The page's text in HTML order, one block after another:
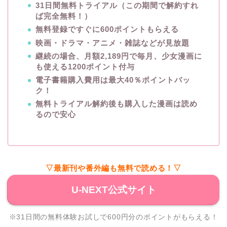
31日間無料トライアル（この期間で解約すれ
ば完全無料！）
無料登録ですぐに600ポイントもらえる
映画・ドラマ・アニメ・雑誌などが見放題
継続の場合、月額2,189円で毎月、少女漫画に
も使える1200ポイント付与
電子書籍購入費用は最大40％ポイントバッ
ク！
無料トライアル解約後も購入した漫画は読め
るので安心
▽最新刊や番外編も無料で読める！▽
U-NEXT公式サイト
※31日間の無料体験お試しで600円分のポイントがもらえる！